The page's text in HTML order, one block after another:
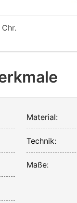
Material:
Technik:
Maße: